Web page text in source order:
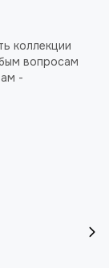
коллекции
вопросам
-